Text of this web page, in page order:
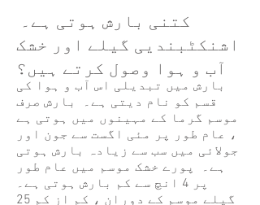
کتنی بارش ہوتی ہے۔
اشنکٹبندیی گیلے اور خشک
آب و ہوا وصول کرتے ہیں؟
بارش میں تبدیلی اس آب و ہوا کی
قسم کو نام دیتی ہے۔ بارش صرف
موسم گرما کے مہینوں میں ہوتی ہے
، عام طور پر مئی اگست سے جون اور
جولائی میں سب سے زیادہ بارش ہوتی
ہے۔ پورے خشک موسم میں عام طور
پر 4 انچ سے کم بارش ہوتی ہے۔
گیلے موسم کے دوران ، کم از کم 25